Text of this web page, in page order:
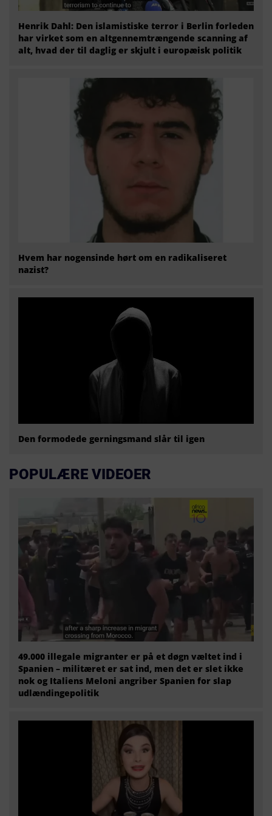
Henrik Dahl: Den islamistiske terror i Berlin forleden
har virket som en altgennemtrængende scanning af
alt, hvad der til daglig er skjult i europæisk politik
Hvem har nogensinde hørt om en radikaliseret
nazist?
Den formodede gerningsmand slår til igen
POPULÆRE VIDEOER
49.000 illegale migranter er på et døgn væltet ind i
Spanien – militæret er sat ind, men det er slet ikke
nok og Italiens Meloni angriber Spanien for slap
udlændingepolitik